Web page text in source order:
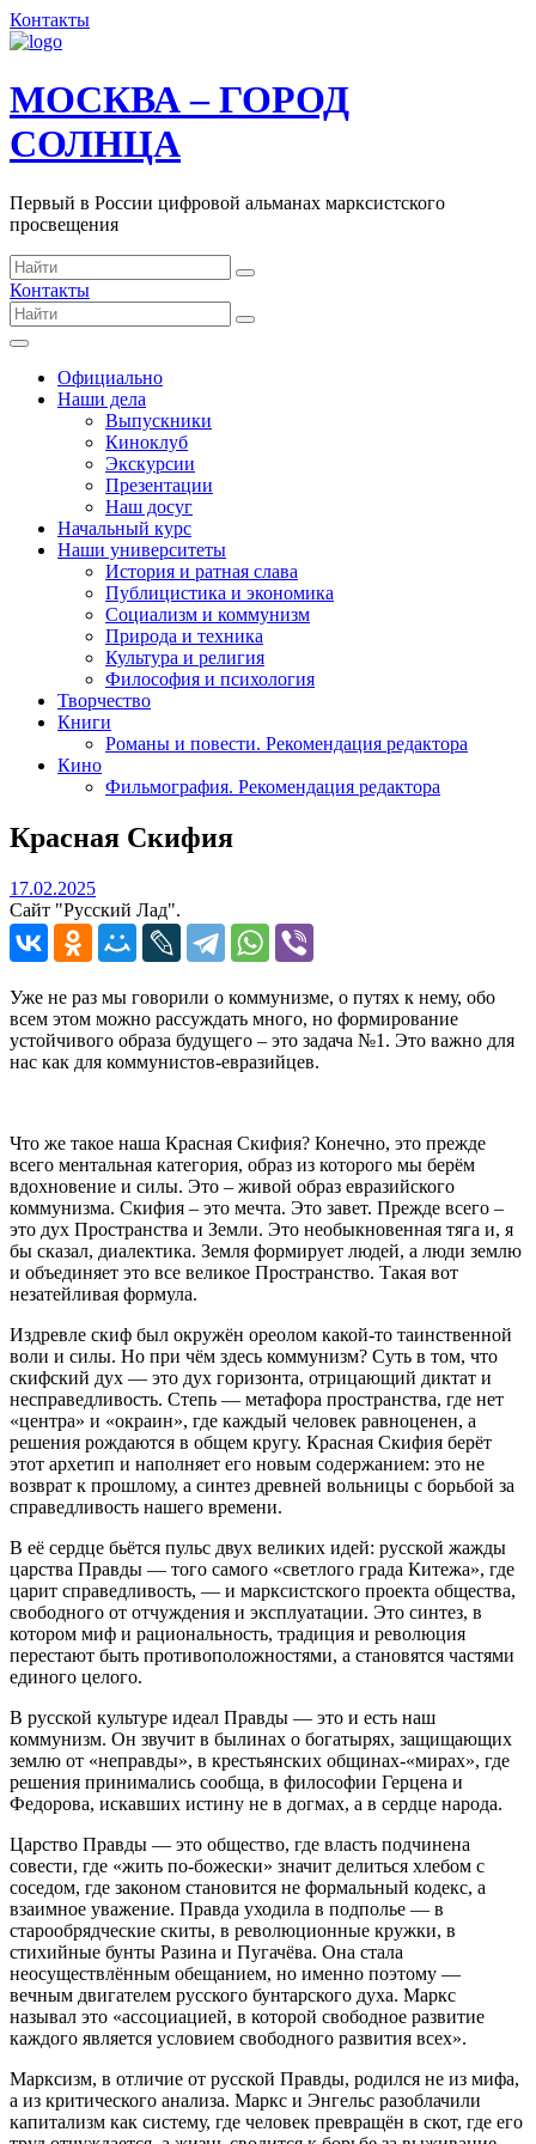
Контакты
МОСКВА – ГОРОД
СОЛНЦА
Первый в России цифровой альманах марксистского
просвещения
Контакты
Официально
Наши дела
Выпускники
Киноклуб
Экскурсии
Презентации
Наш досуг
Начальный курс
Наши университеты
История и ратная слава
Публицистика и экономика
Социализм и коммунизм
Природа и техника
Культура и религия
Философия и психология
Творчество
Книги
Романы и повести. Рекомендация редактора
Кино
Фильмография. Рекомендация редактора
Красная Скифия
17.02.202517.02.2025
Сайт "Русский Лад".
Уже не раз мы говорили о коммунизме, о путях к нему, обо
всем этом можно рассуждать много, но формирование
устойчивого образа будущего – это задача №1. Это важно для
нас как для коммунистов-евразийцев.
Что же такое наша Красная Скифия? Конечно, это прежде
всего ментальная категория, образ из которого мы берём
вдохновение и силы. Это – живой образ евразийского
коммунизма. Скифия – это мечта. Это завет. Прежде всего –
это дух Пространства и Земли. Это необыкновенная тяга и, я
бы сказал, диалектика. Земля формирует людей, а люди землю
и объединяет это все великое Пространство. Такая вот
незатейливая формула.
Издревле скиф был окружён ореолом какой-то таинственной
воли и силы. Но при чём здесь коммунизм? Суть в том, что
скифский дух — это дух горизонта, отрицающий диктат и
несправедливость. Степь — метафора пространства, где нет
«центра» и «окраин», где каждый человек равноценен, а
решения рождаются в общем кругу. Красная Скифия берёт
этот архетип и наполняет его новым содержанием: это не
возврат к прошлому, а синтез древней вольницы с борьбой за
справедливость нашего времени.
В её сердце бьётся пульс двух великих идей: русской жажды
царства Правды — того самого «светлого града Китежа», где
царит справедливость, — и марксистского проекта общества,
свободного от отчуждения и эксплуатации. Это синтез, в
котором миф и рациональность, традиция и революция
перестают быть противоположностями, а становятся частями
единого целого.
В русской культуре идеал Правды — это и есть наш
коммунизм. Он звучит в былинах о богатырях, защищающих
землю от «неправды», в крестьянских общинах-«мирах», где
решения принимались сообща, в философии Герцена и
Федорова, искавших истину не в догмах, а в сердце народа.
Царство Правды — это общество, где власть подчинена
совести, где «жить по-божески» значит делиться хлебом с
соседом, где законом становится не формальный кодекс, а
взаимное уважение. Правда уходила в подполье — в
старообрядческие скиты, в революционные кружки, в
стихийные бунты Разина и Пугачёва. Она стала
неосуществлённым обещанием, но именно поэтому —
вечным двигателем русского бунтарского духа. Маркс
называл это «ассоциацией, в которой свободное развитие
каждого является условием свободного развития всех».
Марксизм, в отличие от русской Правды, родился не из мифа,
а из критического анализа. Маркс и Энгельс разоблачили
капитализм как систему, где человек превращён в скот, где его